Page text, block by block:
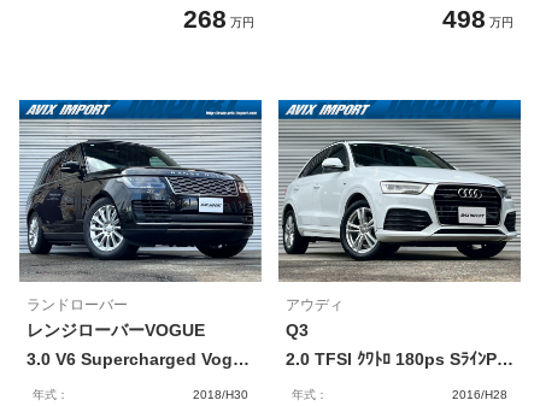
万円
268 万円
498
ランドローバー
レンジローバーVOGUE
3.0 V6 Supercharged Vogue(380ps) 後期型 正規D車 ﾊﾟﾉﾗﾐｯｸR 黒革 ｼｰﾄﾋｰﾀｰ 4ｿﾞｰﾝAC 純正ﾅﾋﾞ(Tuoch Pro Duo) MERIDIANｻｳﾝﾄﾞ ﾋﾟｸｾﾙLEDﾗｲﾄ 全周ｶﾒﾗ＆PDC ACC＆BSM＆LKA ｿﾌﾄｸﾛｰｽﾞﾄﾞｱ＆電動Rｹﾞｰﾄ 純正20AW 禁煙車
年式： 2018/H30
アウディ
Q3
2.0 TFSI ｸﾜﾄﾛ 180ps SﾗｲﾝPKG 後期型 黒半革 MMIﾅﾋﾞ地ﾃﾞｼﾞ ﾊﾟｰｷﾝｸﾞｼｽﾃﾑ&Bｶﾒﾗ ｱﾄﾞﾊﾞﾝｽﾄｷｰ ｱｲﾄﾞﾘﾝｸﾞS ﾊﾞｲｷｾﾉﾝHL 電動Rｹﾞｰﾄ 禁煙車
年式： 2016/H28